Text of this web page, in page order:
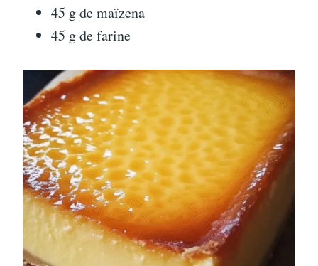
45 g de maïzena
45 g de farine